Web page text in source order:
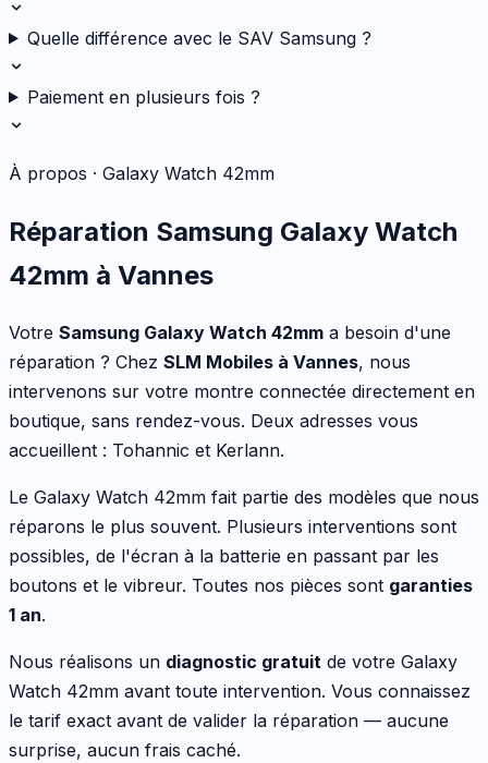
Quelle différence avec le SAV Samsung ?
Paiement en plusieurs fois ?
À propos · Galaxy Watch 42mm
Réparation Samsung Galaxy Watch
42mm à Vannes
Votre Samsung Galaxy Watch 42mm a besoin d'une
réparation ? Chez SLM Mobiles à Vannes, nous
intervenons sur votre montre connectée directement en
boutique, sans rendez-vous. Deux adresses vous
accueillent : Tohannic et Kerlann.
Le Galaxy Watch 42mm fait partie des modèles que nous
réparons le plus souvent. Plusieurs interventions sont
possibles, de l'écran à la batterie en passant par les
boutons et le vibreur. Toutes nos pièces sont garanties
1 an.
Nous réalisons un diagnostic gratuit de votre Galaxy
Watch 42mm avant toute intervention. Vous connaissez
le tarif exact avant de valider la réparation — aucune
surprise, aucun frais caché.